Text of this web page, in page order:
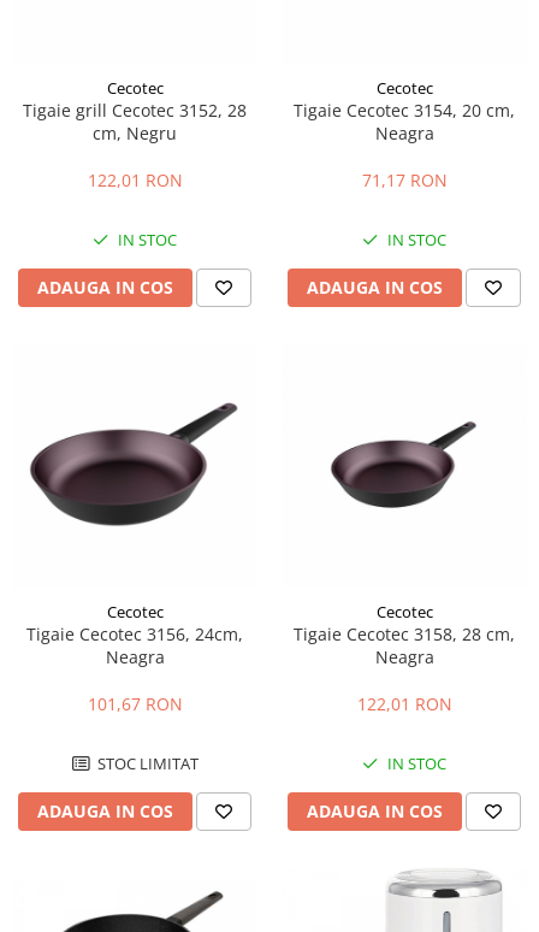
Cecotec
Tigaie grill Cecotec 3152, 28
cm, Negru
122,01 RON
IN STOC
ADAUGA IN COS
Cecotec
Tigaie Cecotec 3154, 20 cm,
Neagra
71,17 RON
IN STOC
ADAUGA IN COS
Cecotec
Tigaie Cecotec 3156, 24cm,
Neagra
101,67 RON
STOC LIMITAT
ADAUGA IN COS
Cecotec
Tigaie Cecotec 3158, 28 cm,
Neagra
122,01 RON
IN STOC
ADAUGA IN COS